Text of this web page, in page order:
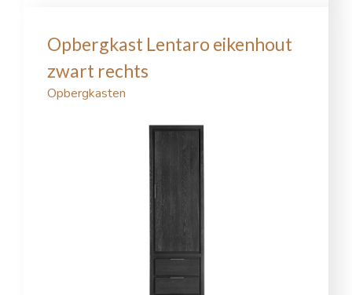
Opbergkast Lentaro eikenhout
zwart rechts
Opbergkasten